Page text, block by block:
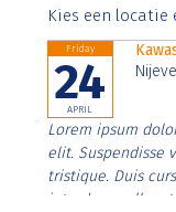
Aenean faucibus
Kies een
Friday
24
APRIL
Lorem ipsum
elit. Suspendisse
tristique. Duis
interdum nulla,